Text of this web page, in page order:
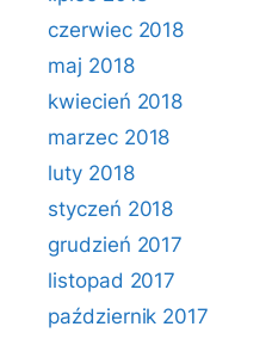
czerwiec 2018
maj 2018
kwiecień 2018
marzec 2018
luty 2018
styczeń 2018
grudzień 2017
listopad 2017
październik 2017